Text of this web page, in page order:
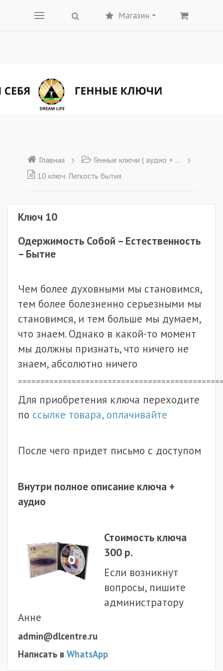
Магазин
Главная
Генные ключи ( аудио + текст)
10 ключ. Легкость бытия
Ключ 10
Одержимость Собой – Естественность
– Бытие
Чем более духовными мы становимся,
тем более болезненно серьезными мы
становимся, и тем больше мы думаем,
что знаем. Однако в какой-то момент
мы должны признать, что ничего не
знаем, абсолютно ничего
Для приобретения ключа переходите
по ссылке товара, оплачивайте
После чего придет письмо с доступом
Внутри полное описание ключа +
аудио
Стоимость ключа
300 р.
Если возникнут
вопросы, пишите
администратору
Анне
admin@dlcentre.ru
Написать в WhatsApp